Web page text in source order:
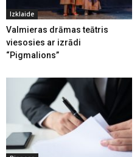
Izklaide
Valmieras drāmas teātris
viesosies ar izrādi
“Pigmalions”